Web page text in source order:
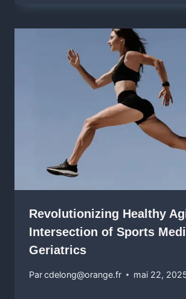
Revolutionizing Healthy
Intersection of Sports
Geriatrics
Parcdelong@orange.fr mai 22,